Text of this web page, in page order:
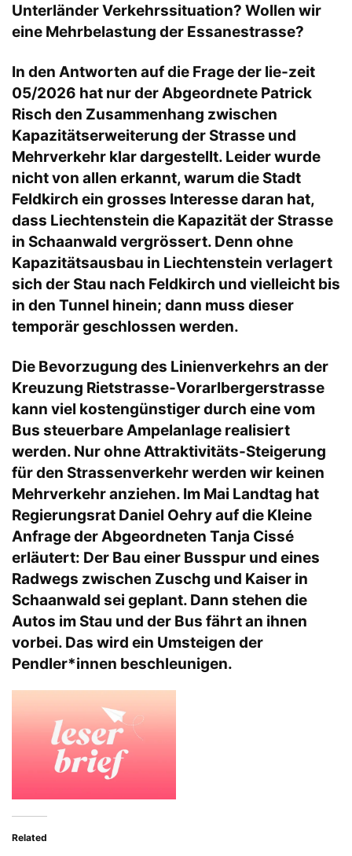
Unterländer Verkehrssituation? Wollen wir
eine Mehrbelastung der Essanestrasse?
In den Antworten auf die Frage der lie-zeit
05/2026 hat nur der Abgeordnete Patrick
Risch den Zusammenhang zwischen
Kapazitätserweiterung der Strasse und
Mehrverkehr klar dargestellt. Leider wurde
nicht von allen erkannt, warum die Stadt
Feldkirch ein grosses Interesse daran hat,
dass Liechtenstein die Kapazität der Strasse
in Schaanwald vergrössert. Denn ohne
Kapazitätsausbau in Liechtenstein verlagert
sich der Stau nach Feldkirch und vielleicht bis
in den Tunnel hinein; dann muss dieser
temporär geschlossen werden.
Die Bevorzugung des Linienverkehrs an der
Kreuzung Rietstrasse-Vorarlbergerstrasse
kann viel kostengünstiger durch eine vom
Bus steuerbare Ampelanlage realisiert
werden. Nur ohne Attraktivitäts-Steigerung
für den Strassenverkehr werden wir keinen
Mehrverkehr anziehen. Im Mai Landtag hat
Regierungsrat Daniel Oehry auf die Kleine
Anfrage der Abgeordneten Tanja Cissé
erläutert: Der Bau einer Busspur und eines
Radwegs zwischen Zuschg und Kaiser in
Schaanwald sei geplant. Dann stehen die
Autos im Stau und der Bus fährt an ihnen
vorbei. Das wird ein Umsteigen der
Pendler*innen beschleunigen.
Related